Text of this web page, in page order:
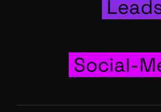
Social-